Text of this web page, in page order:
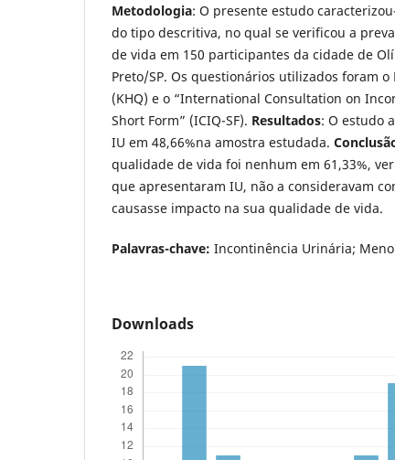
Metodologia: O presente estudo
do tipo descritiva, no qual se verificou a
de vida em 150 participantes da cidade de
Preto/SP. Os questionários utilizados foram
(KHQ) e o “International Consultation on
Short Form” (ICIQ-SF). Resultados: O estudo
IU em 48,66%na amostra estudada.
qualidade de vida foi nenhum em 61,33%,
que apresentaram IU, não a consideravam
causasse impacto na sua qualidade de vida.
Palavras-chave: Incontinência Urinária;
Downloads